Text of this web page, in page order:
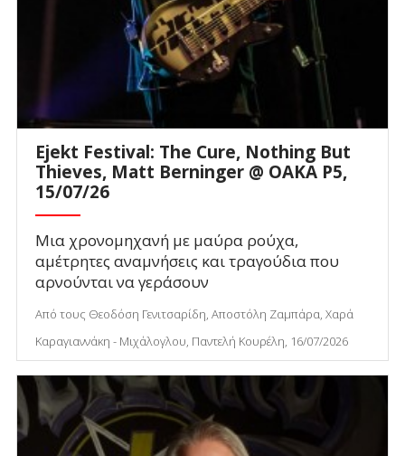
Ejekt Festival: The Cure, Nothing But
Thieves, Matt Berninger @ ΟΑΚΑ P5,
15/07/26
Μια χρονομηχανή με μαύρα ρούχα,
αμέτρητες αναμνήσεις και τραγούδια που
αρνούνται να γεράσουν
Από τους Θεοδόση Γενιτσαρίδη, Αποστόλη Ζαμπάρα, Χαρά
Καραγιαννάκη - Μιχάλογλου, Παντελή Κουρέλη, 16/07/2026